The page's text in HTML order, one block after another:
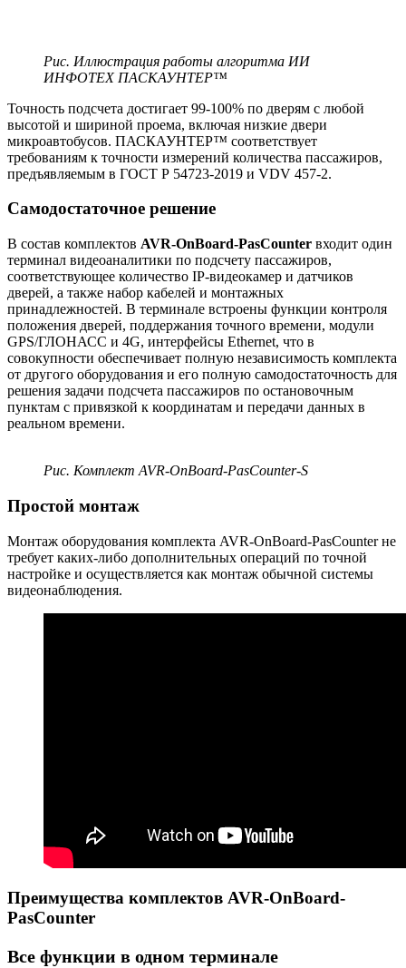
Рис. Иллюстрация работы алгоритма ИИ
ИНФОТЕХ ПАСКАУНТЕР™
Точность подсчета достигает 99-100% по дверям с любой
высотой и шириной проема, включая низкие двери
микроавтобусов. ПАСКАУНТЕР™ соответствует
требованиям к точности измерений количества пассажиров,
предъявляемым в ГОСТ Р 54723-2019 и VDV 457-2.
Самодостаточное решение
В состав комплектов AVR-OnBoard-PasCounter входит один
терминал видеоаналитики по подсчету пассажиров,
соответствующее количество IP-видеокамер и датчиков
дверей, а также набор кабелей и монтажных
принадлежностей. В терминале встроены функции контроля
положения дверей, поддержания точного времени, модули
GPS/ГЛОНАСС и 4G, интерфейсы Ethernet, что в
совокупности обеспечивает полную независимость комплекта
от другого оборудования и его полную самодостаточность для
решения задачи подсчета пассажиров по остановочным
пунктам с привязкой к координатам и передачи данных в
реальном времени.
Рис. Комплект AVR-OnBoard-PasCounter-S
Простой монтаж
Монтаж оборудования комплекта AVR-OnBoard-PasCounter не
требует каких-либо дополнительных операций по точной
настройке и осуществляется как монтаж обычной системы
видеонаблюдения.
Преимущества комплектов AVR-OnBoard-
PasCounter
Все функции в одном терминале